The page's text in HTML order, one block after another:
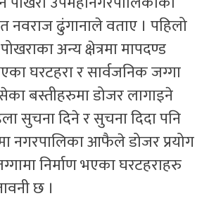
नवराज ढुंगानाले वताए । पहिलो
अन्य क्षेत्रमा मापदण्ड
घरटहरा र सार्वजनिक जग्गा
बस्तीहरुमा डोजर लागाइने
सुचना दिने र सुचना दिदा पनि
नगरपालिका आफैले डोजर प्रयोग
निर्माण भएका घरटहराहरु
छ ।